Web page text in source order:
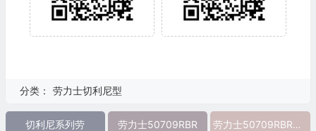
分类： 劳力士切利尼型
切利尼系列劳 劳力士50709RBR 劳力士50709RBR图片